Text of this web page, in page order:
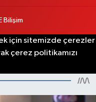
Bilişim
için sitemizde çerezler
çerez politikamızı